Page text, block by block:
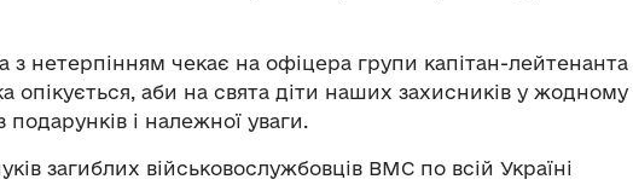
з нетерпінням чекає на офіцера групи капітан-лейтенанта
опікується, аби на свята діти наших захисників у жодному
і належної уваги.
загиблих військовослужбовців ВМС по всій Україні